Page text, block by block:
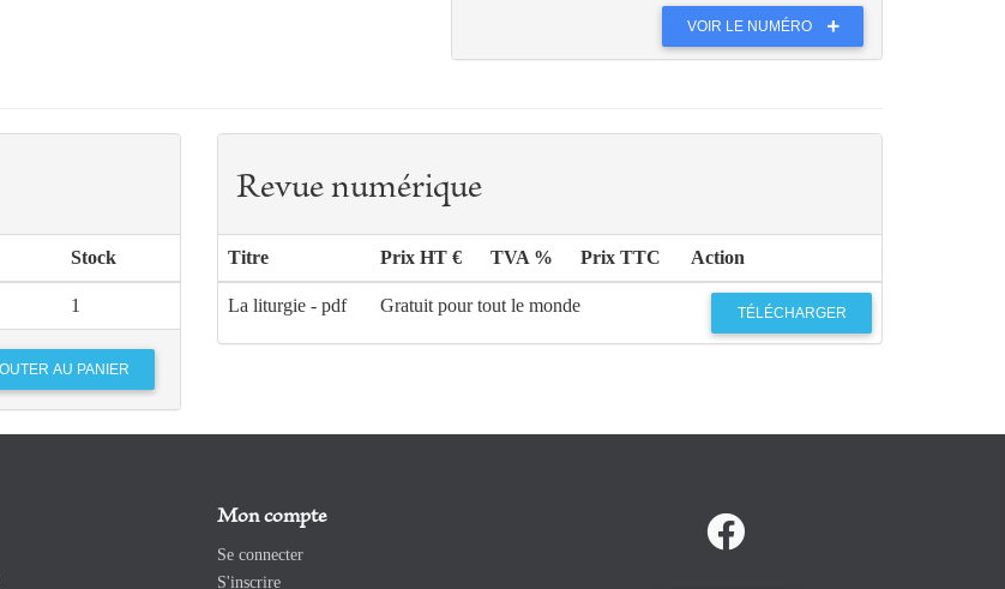
VOIR LE NUMÉRO
Stock
1
Revue numérique
Titre Prix HT € TVA % Prix TTC Action
La liturgie - pdf Gratuit pour tout le monde TÉLÉCHARGER
Mon compte
Se connecter
S'inscrire